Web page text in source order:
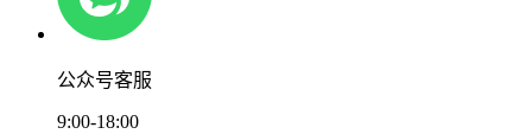
公众号客服
9:00-18:00